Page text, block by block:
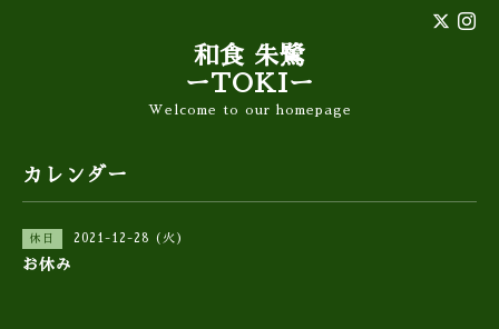
和食 朱鷺
ーTOKIー
Welcome to our homepage
カレンダー
休日 2021-12-28 (火)
お休み